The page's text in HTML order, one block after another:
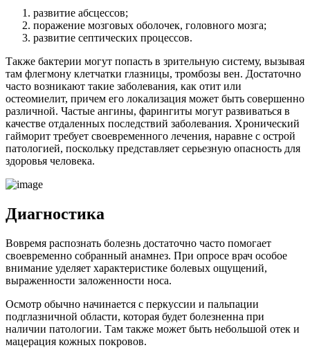
развитие абсцессов;
поражение мозговых оболочек, головного мозга;
развитие септических процессов.
Также бактерии могут попасть в зрительную систему, вызывая
там флегмону клетчатки глазницы, тромбозы вен. Достаточно
часто возникают такие заболевания, как отит или
остеомиелит, причем его локализация может быть совершенно
различной. Частые ангины, фарингиты могут развиваться в
качестве отдаленных последствий заболевания. Хронический
гайморит требует своевременного лечения, наравне с острой
патологией, поскольку представляет серьезную опасность для
здоровья человека.
Диагностика
Вовремя распознать болезнь достаточно часто помогает
своевременно собранный анамнез. При опросе врач особое
внимание уделяет характеристике болевых ощущений,
выраженности заложенности носа.
Осмотр обычно начинается с перкуссии и пальпации
подглазничной области, которая будет болезненна при
наличии патологии. Там также может быть небольшой отек и
мацерация кожных покровов.